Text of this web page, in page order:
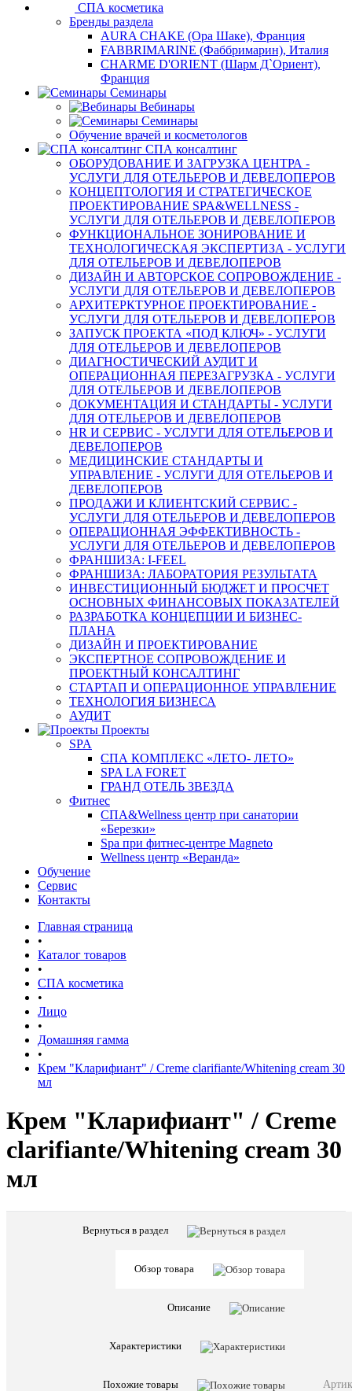
СПА косметика
Бренды раздела
AURA CHAKE (Ора Шаке), Франция
FABBRIMARINE (Фаббримарин), Италия
CHARME D'ORIENT (Шарм Д`Ориент),
Франция
Семинары
Вебинары
Семинары
Обучение врачей и косметологов
СПА консалтинг
ОБОРУДОВАНИЕ И ЗАГРУЗКА ЦЕНТРА -
УСЛУГИ ДЛЯ ОТЕЛЬЕРОВ И ДЕВЕЛОПЕРОВ
КОНЦЕПТОЛОГИЯ И СТРАТЕГИЧЕСКОЕ
ПРОЕКТИРОВАНИЕ SPA&WELLNESS -
УСЛУГИ ДЛЯ ОТЕЛЬЕРОВ И ДЕВЕЛОПЕРОВ
ФУНКЦИОНАЛЬНОЕ ЗОНИРОВАНИЕ И
ТЕХНОЛОГИЧЕСКАЯ ЭКСПЕРТИЗА - УСЛУГИ
ДЛЯ ОТЕЛЬЕРОВ И ДЕВЕЛОПЕРОВ
ДИЗАЙН И АВТОРСКОЕ СОПРОВОЖДЕНИЕ -
УСЛУГИ ДЛЯ ОТЕЛЬЕРОВ И ДЕВЕЛОПЕРОВ
АРХИТЕРКТУРНОЕ ПРОЕКТИРОВАНИЕ -
УСЛУГИ ДЛЯ ОТЕЛЬЕРОВ И ДЕВЕЛОПЕРОВ
ЗАПУСК ПРОЕКТА «ПОД КЛЮЧ» - УСЛУГИ
ДЛЯ ОТЕЛЬЕРОВ И ДЕВЕЛОПЕРОВ
ДИАГНОСТИЧЕСКИЙ АУДИТ И
ОПЕРАЦИОННАЯ ПЕРЕЗАГРУЗКА - УСЛУГИ
ДЛЯ ОТЕЛЬЕРОВ И ДЕВЕЛОПЕРОВ
ДОКУМЕНТАЦИЯ И СТАНДАРТЫ - УСЛУГИ
ДЛЯ ОТЕЛЬЕРОВ И ДЕВЕЛОПЕРОВ
HR И СЕРВИС - УСЛУГИ ДЛЯ ОТЕЛЬЕРОВ И
ДЕВЕЛОПЕРОВ
МЕДИЦИНСКИЕ СТАНДАРТЫ И
УПРАВЛЕНИЕ - УСЛУГИ ДЛЯ ОТЕЛЬЕРОВ И
ДЕВЕЛОПЕРОВ
ПРОДАЖИ И КЛИЕНТСКИЙ СЕРВИС -
УСЛУГИ ДЛЯ ОТЕЛЬЕРОВ И ДЕВЕЛОПЕРОВ
ОПЕРАЦИОННАЯ ЭФФЕКТИВНОСТЬ -
УСЛУГИ ДЛЯ ОТЕЛЬЕРОВ И ДЕВЕЛОПЕРОВ
ФРАНШИЗА: I-FEEL
ФРАНШИЗА: ЛАБОРАТОРИЯ РЕЗУЛЬТАТА
ИНВЕСТИЦИОННЫЙ БЮДЖЕТ И ПРОСЧЕТ
ОСНОВНЫХ ФИНАНСОВЫХ ПОКАЗАТЕЛЕЙ
РАЗРАБОТКА КОНЦЕПЦИИ И БИЗНЕС-
ПЛАНА
ДИЗАЙН И ПРОЕКТИРОВАНИЕ
ЭКСПЕРТНОЕ СОПРОВОЖДЕНИЕ И
ПРОЕКТНЫЙ КОНСАЛТИНГ
СТАРТАП И ОПЕРАЦИОННОЕ УПРАВЛЕНИЕ
ТЕХНОЛОГИЯ БИЗНЕСА
АУДИТ
Проекты
SPA
СПА КОМПЛЕКС «ЛЕТО- ЛЕТО»
SPA LA FORET
ГРАНД ОТЕЛЬ ЗВЕЗДА
Фитнес
СПА&Wellness центр при санатории
«Березки»
Spa при фитнес-центре Magneto
Wellness центр «Веранда»
Обучение
Сервис
Контакты
Главная страница
•
Каталог товаров
•
СПА косметика
•
Лицо
•
Домашняя гамма
•
Крем "Кларифиант" / Creme clarifiante/Whitening cream 30
мл
Крем "Кларифиант" / Creme
clarifiante/Whitening cream 30
мл
Вернуться в раздел
Обзор товара
Описание
Характеристики
Похожие товары